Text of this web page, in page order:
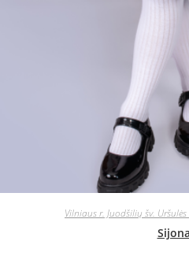
Vilniaus r. Juodšilių šv.